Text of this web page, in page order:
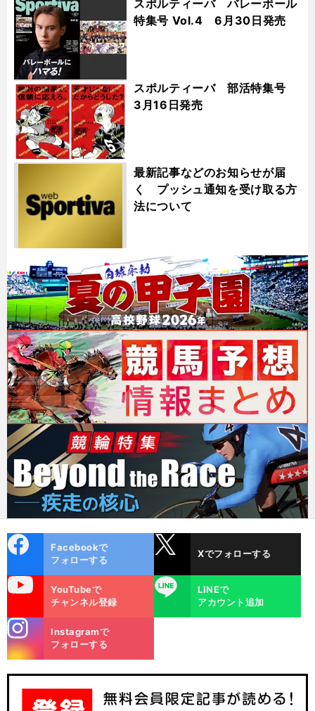
スポルティーバ バレーボール
特集号 Vol.4 6月30日発売
スポルティーバ 部活特集号
3月16日発売
最新記事などのお知らせが届
く プッシュ通知を受け取る方
法について
ok
Facebookで
フォローする
Xでフォローする
YouTubeで
チャンネル登録
LINE
LINEで
アカウント追加
m
Instagramで
フォローする